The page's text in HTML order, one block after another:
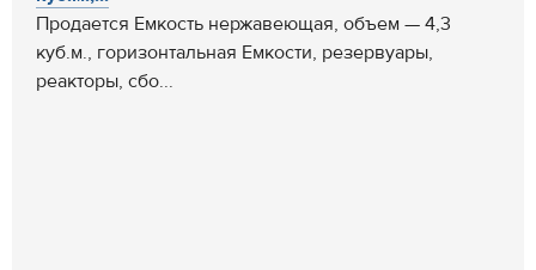
Продается Емкость нержавеющая, объем — 4,3
куб.м., горизонтальная Емкости, резервуары,
реакторы, сбо...